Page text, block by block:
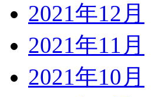
2021年12月
2021年11月
2021年10月